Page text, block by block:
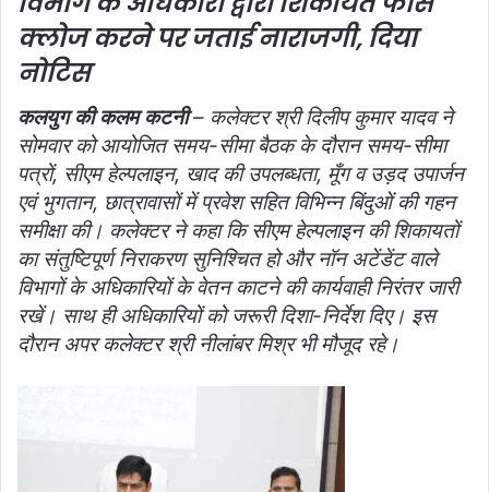
क्‍लोज करने पर जताई नाराजगी, दिया
नोटिस
कलयुग की कलम कटनी– कलेक्टर श्री दिलीप कुमार यादव ने
सोमवार को आयोजित समय-सीमा बैठक के दौरान समय-सीमा
पत्रों, सीएम हेल्पलाइन, खाद की उपलब्‍धता, मूँग व उड़द उपार्जन
एवं भुगतान, छात्रावासों में प्रवेश सहित विभिन्‍न बिंदुओं की गहन
समीक्षा की। कलेक्‍टर ने कहा कि सीएम हेल्‍पलाइन की शिकायतों
का संतुष्टिपूर्ण निराकरण सुनिश्चित हो और नॉन अटेंडेंट वाले
विभागों के अधिकारियों के वेतन काटने की कार्यवाही निरंतर जारी
रखें। साथ ही अधिकारियों को जरूरी दिशा-निर्देश दिए। इस
दौरान अपर कलेक्‍टर श्री नीलांबर मिश्र भी मौजूद रहे।